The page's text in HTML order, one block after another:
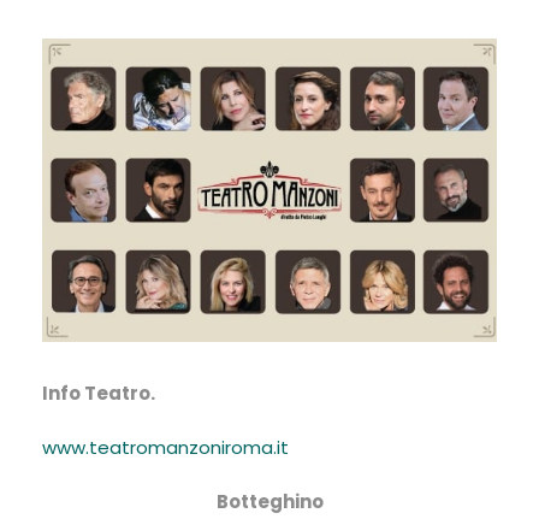
Info Teatro.
www.teatromanzoniroma.it
Botteghino